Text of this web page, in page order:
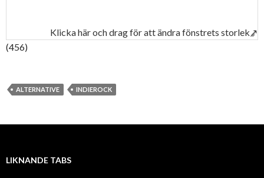
Klicka här och drag för att ändra fönstrets storlek↗
(456)
ALTERNATIVE INDIEROCK
LIKNANDE TABS